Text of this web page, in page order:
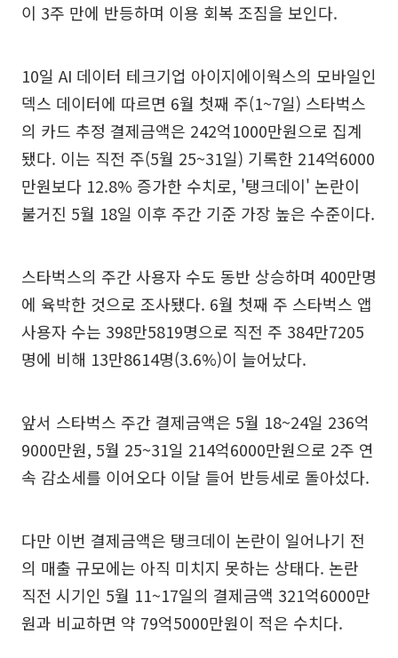
이 3주 만에 반등하며 이용 회복 조짐을 보인다.
10일 AI 데이터 테크기업 아이지에이웍스의 모바일인
덱스 데이터에 따르면 6월 첫째 주(1~7일) 스타벅스
의 카드 추정 결제금액은 242억1000만원으로 집계
됐다. 이는 직전 주(5월 25~31일) 기록한 214억6000
만원보다 12.8% 증가한 수치로, '탱크데이' 논란이
불거진 5월 18일 이후 주간 기준 가장 높은 수준이다.
스타벅스의 주간 사용자 수도 동반 상승하며 400만명
에 육박한 것으로 조사됐다. 6월 첫째 주 스타벅스 앱
사용자 수는 398만5819명으로 직전 주 384만7205
명에 비해 13만8614명(3.6%)이 늘어났다.
앞서 스타벅스 주간 결제금액은 5월 18~24일 236억
9000만원, 5월 25~31일 214억6000만원으로 2주 연
속 감소세를 이어오다 이달 들어 반등세로 돌아섰다.
다만 이번 결제금액은 탱크데이 논란이 일어나기 전
의 매출 규모에는 아직 미치지 못하는 상태다. 논란
직전 시기인 5월 11~17일의 결제금액 321억6000만
원과 비교하면 약 79억5000만원이 적은 수치다.